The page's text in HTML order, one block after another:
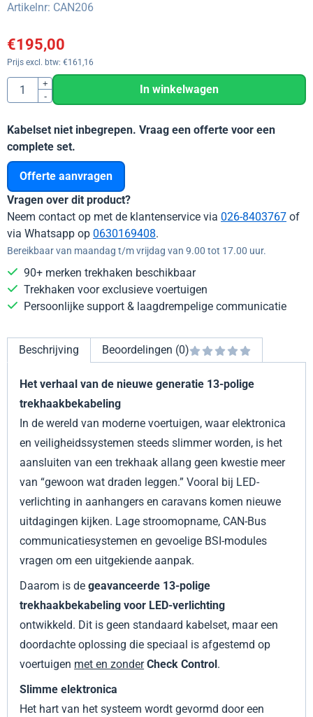
Artikelnr: CAN206
€195,00
Prijs excl. btw: €161,16
Aantal
+
-
In winkelwagen
Kabelset niet inbegrepen. Vraag een offerte voor een
complete set.
Offerte aanvragen
Vragen over dit product?
Neem contact op met de klantenservice via 026-8403767 of
via Whatsapp op 0630169408.
Bereikbaar van maandag t/m vrijdag van 9.00 tot 17.00 uur.
90+ merken trekhaken beschikbaar
Trekhaken voor exclusieve voertuigen
Persoonlijke support & laagdrempelige communicatie
Beschrijving Beoordelingen (0)
Het verhaal van de nieuwe generatie 13-polige
trekhaakbekabeling
In de wereld van moderne voertuigen, waar elektronica
en veiligheidssystemen steeds slimmer worden, is het
aansluiten van een trekhaak allang geen kwestie meer
van “gewoon wat draden leggen.” Vooral bij LED-
verlichting in aanhangers en caravans komen nieuwe
uitdagingen kijken. Lage stroomopname, CAN-Bus
communicatiesystemen en gevoelige BSI-modules
vragen om een uitgekiende aanpak.
Daarom is degeavanceerde 13-polige
trekhaakbekabeling voor LED-verlichting
ontwikkeld. Dit is geen standaard kabelset, maar een
doordachte oplossing die speciaal is afgestemd op
voertuigen met en zonder Check Control .
Slimme elektronica
Het hart van het systeem wordt gevormd door een